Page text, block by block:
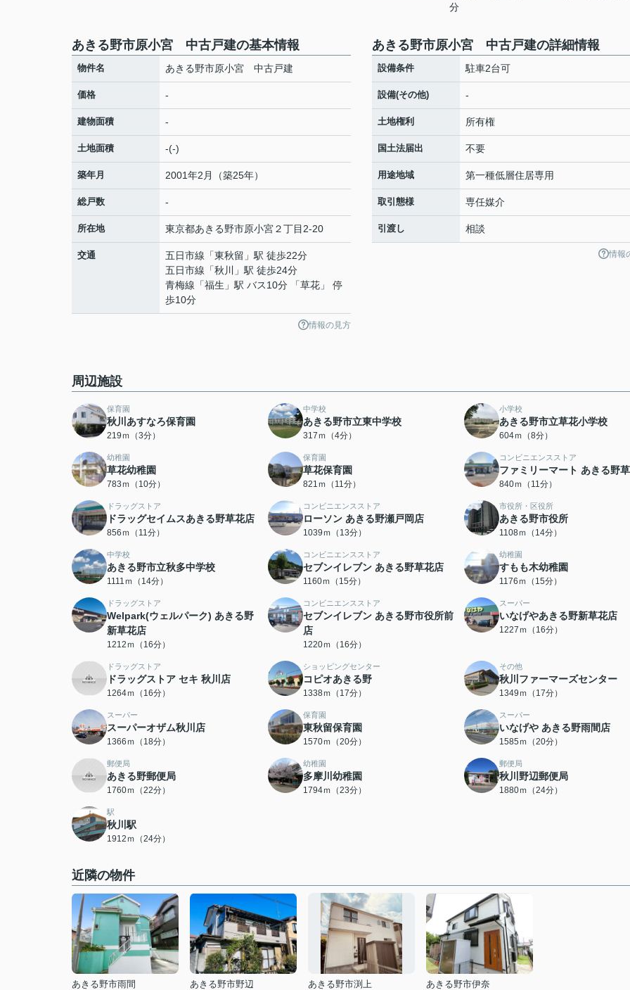
分
あきる野市原小宮 中古戸建の基本情報
物件名 あきる野市原小宮 中古戸建
価格 -
建物面積 -
土地面積 -(-)
築年月 2001年2月（築25年）
総戸数 -
所在地 東京都あきる野市原小宮２丁目2-20
交通 五日市線 「東秋留 」駅 徒歩22分
五日市線 「秋川
」駅 徒歩24分
青梅線 「福生 」駅 バス10分 「草花」 停
歩10分
情報の見方
あきる野市原小宮 中古戸建の詳細情報
設備条件 駐車2台可
設備(その他) -
土地権利 所有権
国土法届出 不要
用途地域 第一種低層住居専用
取引態様 専任媒介
引渡し 相談
情報
周辺施設
保育園
秋川あすなろ保育園
219ｍ（3分）
中学校
あきる野市立東中学校
317ｍ（4分）
小学校
あきる野市立草花小学校
604ｍ（8分）
幼稚園
草花幼稚園
783ｍ（10分）
保育園
草花保育園
821ｍ（11分）
コンビニエンスストア
ファミリーマート あきる野
840ｍ（11分）
ドラッグストア
ドラッグセイムスあきる野草花店
856ｍ（11分）
コンビニエンスストア
ローソン あきる野瀬戸岡店
1039ｍ（13分）
市役所・区役所
あきる野市役所
1108ｍ（14分）
中学校
あきる野市立秋多中学校
1111ｍ（14分）
コンビニエンスストア
セブンイレブン あきる野草花店
1160ｍ（15分）
幼稚園
すもも木幼稚園
1176ｍ（15分）
ドラッグストア
Welpark(ウェルパーク) あきる野
新草花店
1212ｍ（16分）
コンビニエンスストア
セブンイレブン あきる野市役所前
店
1220ｍ（16分）
スーパー
いなげやあきる野新草花店
1227ｍ（16分）
ドラッグストア
ドラッグストア セキ 秋川店
1264ｍ（16分）
ショッピングセンター
コピオあきる野
1338ｍ（17分）
その他
秋川ファーマーズセンター
1349ｍ（17分）
スーパー
スーパーオザム秋川店
1366ｍ（18分）
保育園
東秋留保育園
1570ｍ（20分）
スーパー
いなげや あきる野雨間店
1585ｍ（20分）
郵便局
あきる野郵便局
1760ｍ（22分）
幼稚園
多摩川幼稚園
1794ｍ（23分）
郵便局
秋川野辺郵便局
1880ｍ（24分）
駅
秋川駅
1912ｍ（24分）
近隣の物件
あきる野市雨間
あきる野市野辺
あきる野市渕上
あきる野市伊奈